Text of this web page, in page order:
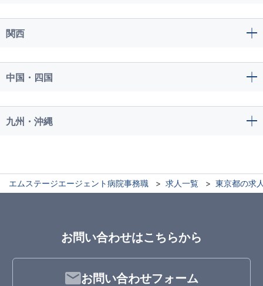
関西
中国・四国
九州・沖縄
エムステージエージェント病院事務職 求人一覧 東京都の求
お問い合わせはこちらから
お問い合わせフォーム